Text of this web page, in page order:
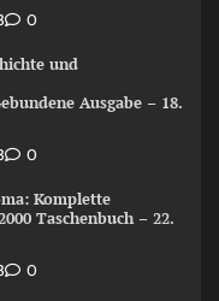
0
und
Ausgabe – 18.
0
Komplette
Taschenbuch – 22.
0